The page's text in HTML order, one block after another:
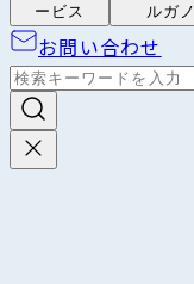
ービス
ルガノ
お問い合わせ